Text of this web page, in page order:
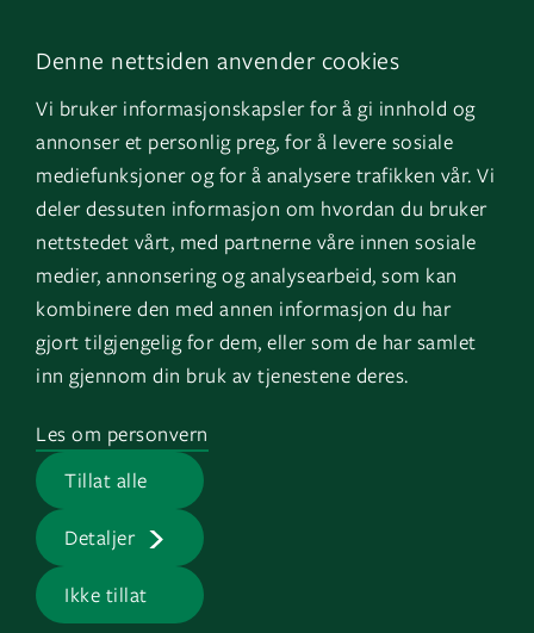
Denne nettsiden anvender cookies
Vi bruker informasjonskapsler for å gi innhold og
annonser et personlig preg, for å levere sosiale
mediefunksjoner og for å analysere trafikken vår. Vi
deler dessuten informasjon om hvordan du bruker
nettstedet vårt, med partnerne våre innen sosiale
medier, annonsering og analysearbeid, som kan
kombinere den med annen informasjon du har
gjort tilgjengelig for dem, eller som de har samlet
inn gjennom din bruk av tjenestene deres.
Tillat alle
Detaljer
Ikke tillat
Les om personvern
LinkedIn
Instagram
YouTube
Om oss
GK Norge
GK Danmark
Genvägar
Fakturauppgifter
HMS
Jobb på GK
Presserum
Logga in
EOS
GK © 2026 |Integritetspolicy